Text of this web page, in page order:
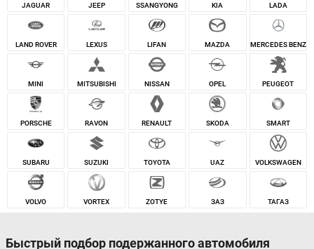
JAGUAR JEEP
SSANGYONG
KIA LADA
LAND ROVER LEXUS LIFAN MAZDA MERCEDES BENZ
MINI MITSUBISHI NISSAN OPEL PEUGEOT
PORSCHE RAVON RENAULT SKODA SMART
SUBARU SUZUKI TOYOTA UAZ VOLKSWAGEN
VOLVO VORTEX ZOTYE ЗАЗ ТАГАЗ
Быстрый подбор подержанного автомобиля